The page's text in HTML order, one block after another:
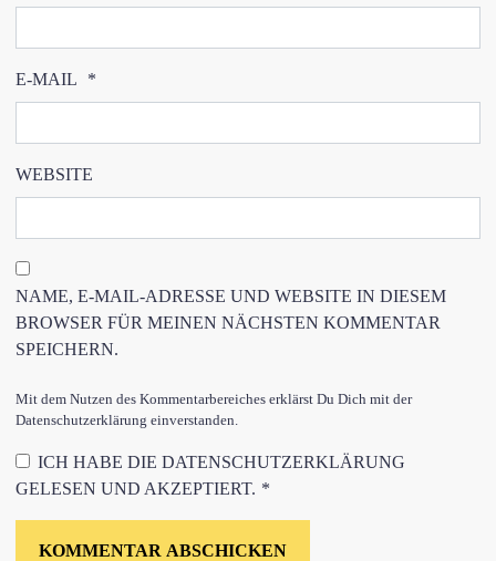
E-MAIL *
WEBSITE
NAME, E-MAIL-ADRESSE UND WEBSITE IN DIESEM
BROWSER FÜR MEINEN NÄCHSTEN KOMMENTAR
SPEICHERN.
Mit dem Nutzen des Kommentarbereiches erklärst Du Dich mit der
Datenschutzerklärung einverstanden.
ICH HABE DIE DATENSCHUTZERKLÄRUNG
GELESEN UND AKZEPTIERT. *